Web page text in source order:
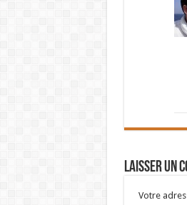
Laisser un
Votre